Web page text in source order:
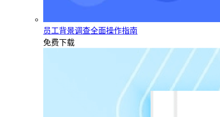
员工背景调查全面操作指南
免费下载